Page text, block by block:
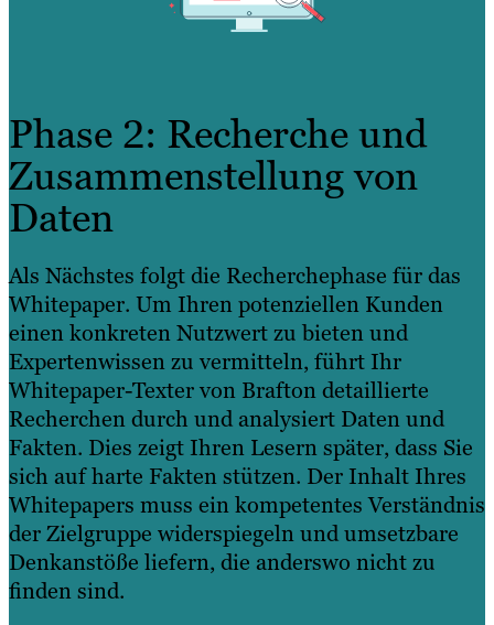
Phase 2: Recherche und
Zusammenstellung von
Daten
Als Nächstes folgt die Recherchephase für das
Whitepaper. Um Ihren potenziellen Kunden
einen konkreten Nutzwert zu bieten und
Expertenwissen zu vermitteln, führt Ihr
Whitepaper-Texter von Brafton detaillierte
Recherchen durch und analysiert Daten und
Fakten. Dies zeigt Ihren Lesern später, dass Sie
sich auf harte Fakten stützen. Der Inhalt Ihres
Whitepapers muss ein kompetentes Verständnis
der Zielgruppe widerspiegeln und umsetzbare
Denkanstöße liefern, die anderswo nicht zu
finden sind.